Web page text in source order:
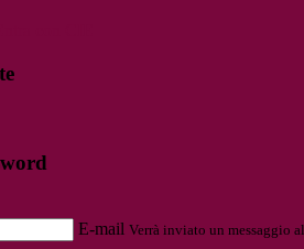
E-mail Verrà inviato un messaggio